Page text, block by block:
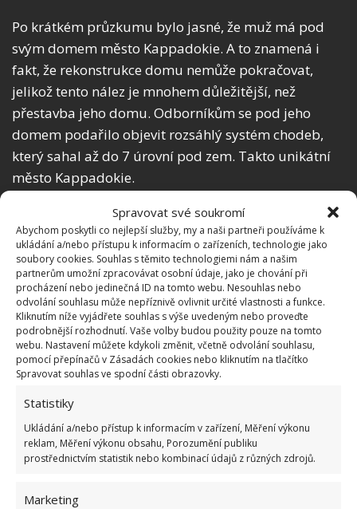
Spravovat své soukromí
Abychom poskytli co nejlepší služby, my a naši partneři používáme k
ukládání a/nebo přístupu k informacím o zařízeních, technologie jako
soubory cookies. Souhlas s těmito technologiemi nám a našim
partnerům umožní zpracovávat osobní údaje, jako je chování při
procházení nebo jedinečná ID na tomto webu. Nesouhlas nebo
odvolání souhlasu může nepříznivě ovlivnit určité vlastnosti a funkce.
Kliknutím níže vyjádřete souhlas s výše uvedeným nebo proveďte
podrobnější rozhodnutí. Vaše volby budou použity pouze na tomto
webu. Nastavení můžete kdykoli změnit, včetně odvolání souhlasu,
pomocí přepínačů v Zásadách cookies nebo kliknutím na tlačítko
Spravovat souhlas ve spodní části obrazovky.
Statistiky
Ukládání a/nebo přístup k informacím v zařízení, Měření výkonu
reklam, Měření výkonu obsahu, Porozumění publiku
prostřednictvím statistik nebo kombinací údajů z různých zdrojů.
Marketing
Po krátkém průzkumu bylo jasné, že muž má pod
svým domem město Kappadokie. A to znamená i
fakt, že rekonstrukce domu nemůže pokračovat,
jelikož tento nález je mnohem důležitější, než
přestavba jeho domu. Odborníkům se pod jeho
domem podařilo objevit rozsáhlý systém chodeb,
který sahal až do 7 úrovní pod zem. Takto unikátní
město Kappadokie.
Nyní turistická atrakce
Podle odborníků mohlo žít v městě Kappadokie až